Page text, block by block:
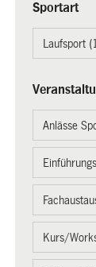
Sportart
Laufsport
Anlässe
Kurs/